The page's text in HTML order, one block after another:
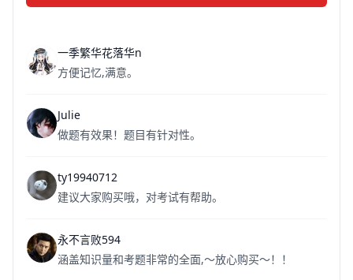
一季繁华花落华n
方便记忆,满意。
Julie
做题有效果！题目有针对性。
ty19940712
建议大家购买哦，对考试有帮助。
永不言败594
涵盖知识量和考题非常的全面,～放心购买～！！